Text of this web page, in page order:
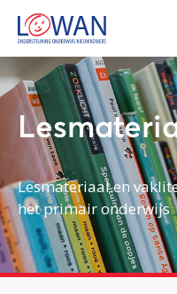
Lesmateriaal en
het primair onderwijs